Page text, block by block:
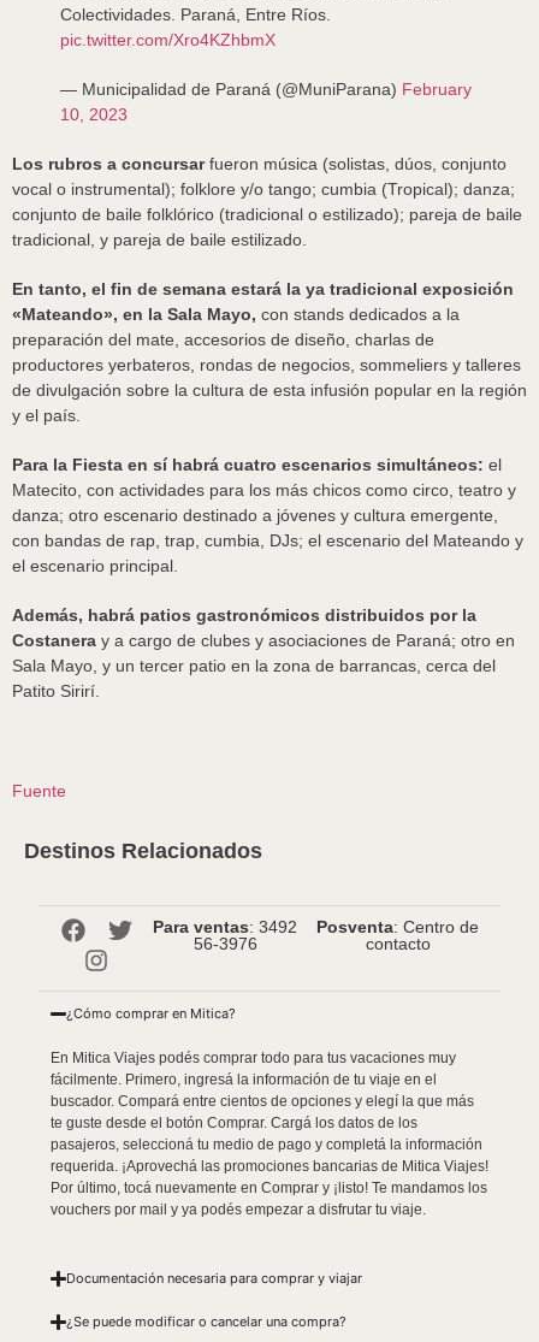
Colectividades. Paraná, Entre Ríos.
pic.twitter.com/Xro4KZhbmX
— Municipalidad de Paraná (@MuniParana) February
10, 2023
Los rubros a concursarfueron música (solistas, dúos, conjunto
vocal o instrumental); folklore y/o tango; cumbia (Tropical); danza;
conjunto de baile folklórico (tradicional o estilizado); pareja de baile
tradicional, y pareja de baile estilizado.
En tanto, el fin de semana estará la ya tradicional exposición
«Mateando», en la Sala Mayo, con stands dedicados a la
preparación del mate, accesorios de diseño, charlas de
productores yerbateros, rondas de negocios, sommeliers y talleres
de divulgación sobre la cultura de esta infusión popular en la región
y el país.
Para la Fiesta en sí habrá cuatro escenarios simultáneos: el
Matecito, con actividades para los más chicos como circo, teatro y
danza; otro escenario destinado a jóvenes y cultura emergente,
con bandas de rap, trap, cumbia, DJs; el escenario del Mateando y
el escenario principal.
Además, habrá patios gastronómicos distribuidos por la
Costanera y a cargo de clubes y asociaciones de Paraná; otro en
Sala Mayo, y un tercer patio en la zona de barrancas, cerca del
Patito Sirirí.
Fuente
Destinos Relacionados
Para ventas: 3492
56-3976
Posventa: Centro de
contacto
¿Cómo comprar en Mitica?
En Mitica Viajes podés comprar todo para tus vacaciones muy
fácilmente. Primero, ingresá la información de tu viaje en el
buscador. Compará entre cientos de opciones y elegí la que más
te guste desde el botón Comprar. Cargá los datos de los
pasajeros, seleccioná tu medio de pago y completá la información
requerida. ¡Aprovechá las promociones bancarias de Mitica Viajes!
Por último, tocá nuevamente en Comprar y ¡listo! Te mandamos los
vouchers por mail y ya podés empezar a disfrutar tu viaje.
Documentación necesaria para comprar y viajar
¿Se puede modificar o cancelar una compra?